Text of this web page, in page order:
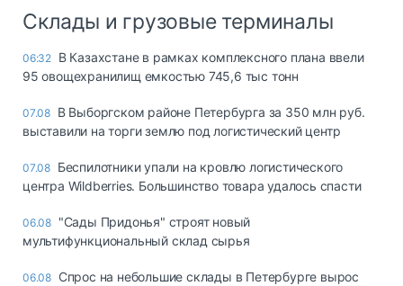
Склады и грузовые терминалы
06:32 В Казахстане в рамках комплексного плана ввели
95 овощехранилищ емкостью 745,6 тыс тонн
07.08 В Выборгском районе Петербурга за 350 млн руб.
выставили на торги землю под логистический центр
07.08 Беспилотники упали на кровлю логистического
центра Wildberries. Большинство товара удалось спасти
06.08 "Сады Придонья" строят новый
мультифункциональный склад сырья
06.08 Спрос на небольшие склады в Петербурге вырос